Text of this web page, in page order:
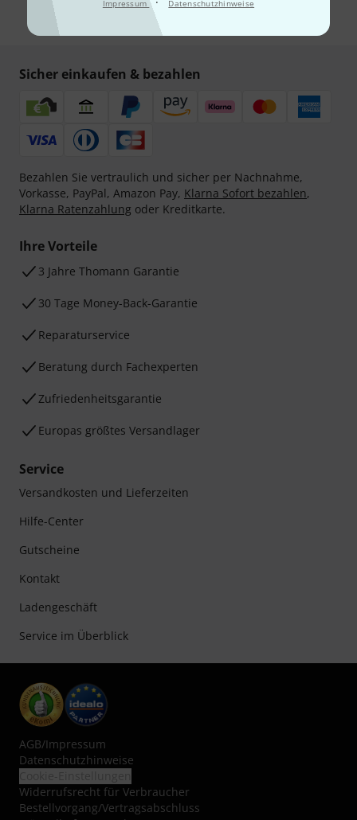
Impressum Datenschutzhinweise
* Pflichtfeld
Sicher einkaufen & bezahlen
Bezahlen Sie vertraulich und sicher per Nachnahme,
Vorkasse, PayPal, Amazon Pay, Klarna Sofort bezahlen,
Klarna Ratenzahlung oder Kreditkarte.
Ihre Vorteile
3 Jahre Thomann Garantie
30 Tage Money-Back-Garantie
Reparaturservice
Beratung durch Fachexperten
Zufriedenheitsgarantie
Europas größtes Versandlager
Service
Versandkosten und Lieferzeiten
Hilfe-Center
Gutscheine
Kontakt
Ladengeschäft
Service im Überblick
AGB/Impressum
Datenschutzhinweise
Widerrufsrecht für Verbraucher
Bestellvorgang/Vertragsabschluss